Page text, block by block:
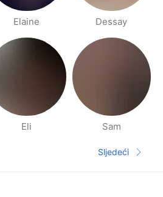
Elaine Dessay
Eli Sam
Sljedeća
Sljedeći